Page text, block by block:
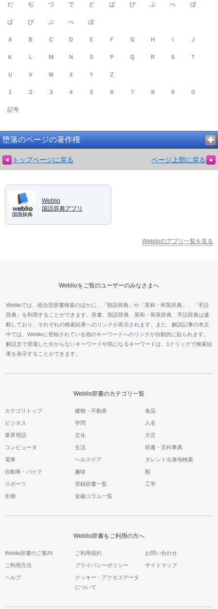
だ ぢ づ で ど ば び ぶ べ ぼ
ぱ ぴ ぷ ぺ ぽ
Ａ Ｂ Ｃ Ｄ Ｅ Ｆ Ｇ Ｈ Ｉ Ｊ
Ｋ Ｌ Ｍ Ｎ Ｏ Ｐ Ｑ Ｒ Ｓ Ｔ
Ｕ Ｖ Ｗ Ｘ Ｙ Ｚ
１ ２ ３ ４ ５ ６ ７ ８ ９ ０
記号
堕落のページの著作権
トップページに戻る ページ上部に戻る
Weblio
国語辞典アプリ
Weblioのアプリ一覧を見る
Weblioをご覧のユーザーのみなさまへ
Weblioでは、統合型辞書検索のほかに、「類語辞典」や「英和・和英辞典」、「手話
辞典」を利用することができます。辞書、類語辞典、英和・和英辞典、手話辞典は連
動しており、それぞれの検索結果へのリンクが表示されます。また、解説記事の本文
中では、Weblioに登録されている他のキーワードへのリンクが自動的に貼られます。
解説文で登場した分からないキーワードや気になるキーワードは、1クリックで検索結
果を表示することができます。
Weblio辞書のカテゴリ一覧
カテゴリトップ 建物・不動産 食品
ビジネス 学問 人名
業界用語 文化 方言
コンピュータ 生活 辞書・百科事典
電車 ヘルスケア タレント出身地検索
自動車・バイク 趣味 船
スポーツ 登録辞書一覧 工学
生物 金融コラム一覧
Weblio辞書をご利用の方へ
Weblio辞書のご案内 ご利用規約 お問い合わせ
ご利用方法 プライバシーポリシー サイトマップ
ヘルプ
クッキー・アクセスデータ
について